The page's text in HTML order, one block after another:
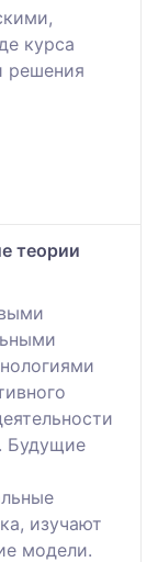
курса
решения
теории
Будущие
изучают
модели.